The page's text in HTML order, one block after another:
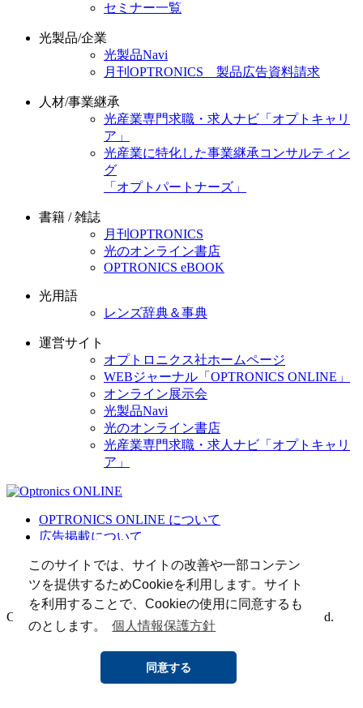
このサイトでは、サイトの改善や一部コンテン
ツを提供するためCookieを利用します。サイト
を利用することで、Cookieの使用に同意するも
のとします。
個人情報保護方針
同意する
セミナー一覧
光製品/企業
光製品Navi
月刊OPTRONICS 製品広告資料請求
人材/事業継承
光産業専門求職・求人ナビ「オプトキャリ
ア」
光産業に特化した事業継承コンサルティン
グ
「オプトパートナーズ」
書籍 / 雑誌
月刊OPTRONICS
光のオンライン書店
OPTRONICS eBOOK
光用語
レンズ辞典＆事典
運営サイト
オプトロニクス社ホームページ
WEBジャーナル「OPTRONICS ONLINE」
オンライン展示会
光製品Navi
光のオンライン書店
光産業専門求職・求人ナビ「オプトキャリ
ア」
OPTRONICS ONLINE について
広告掲載について
個人情報
光関連リンク集
Copyright (C) 2025 The Optronics Co., Ltd. All rights reserved.